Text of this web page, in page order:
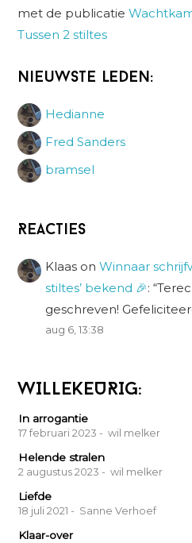
met de publicatie
Tussen 2 stiltes
Nieuwste leden:
Hedianne
Fred Sanders
bramsel
Reacties
Klaas onWinnaar
stiltes’ bekend 🎉: “
geschreven!
aug 6, 13:38
WILLEKEURIG:
In arrogantie
17 februari 2023 - wil melker
Helende stralen
2 augustus 2023 - wil melker
Liefde
18 juli 2021 - Sanne Verhoef
Klaar-over